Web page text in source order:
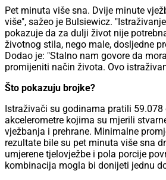
Pet minuta više sna. Dvije minute
više", sažeo je Bulsiewicz.
pokazuje da za dulji život nije
životnog stila, nego male, dosljedne
Dodao je: "Stalno nam govore da
promijeniti način života. Ovo
Što pokazuju brojke?
Istraživači su godinama pratili
akcelerometre kojima su mjerili
vježbanja i prehrane. Minimalne
rezultate bile su pet minuta više sna
umjerene tjelovježbe i pola porcije
kombinacija mogla bi donijeti jednu